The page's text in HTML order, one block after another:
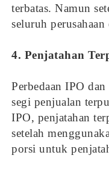
terbatas. Namun
seluruh
4. Penjatahan
Perbedaan IPO
segi penjualan
IPO, penjatahan
setelah
porsi untuk